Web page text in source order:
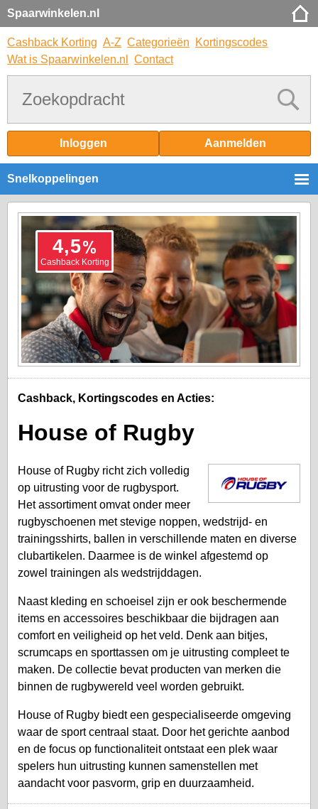
Spaarwinkelen.nl
Cashback Korting A-Z Categorieën
Kortingscodes
Wat is Spaarwinkelen.nl
Contact
Inloggen Aanmelden
Snelkoppelingen
4,5%
Cashback Korting
Cashback, Kortingscodes en Acties:
House of Rugby
House of Rugby richt zich volledig
op uitrusting voor de rugbysport.
Het assortiment omvat onder meer
rugbyschoenen met stevige noppen, wedstrijd- en
trainingsshirts, ballen in verschillende maten en diverse
clubartikelen. Daarmee is de winkel afgestemd op
zowel trainingen als wedstrijddagen.
Naast kleding en schoeisel zijn er ook beschermende
items en accessoires beschikbaar die bijdragen aan
comfort en veiligheid op het veld. Denk aan bitjes,
scrumcaps en sporttassen om je uitrusting compleet te
maken. De collectie bevat producten van merken die
binnen de rugbywereld veel worden gebruikt.
House of Rugby biedt een gespecialiseerde omgeving
waar de sport centraal staat. Door het gerichte aanbod
en de focus op functionaliteit ontstaat een plek waar
spelers hun uitrusting kunnen samenstellen met
aandacht voor pasvorm, grip en duurzaamheid.